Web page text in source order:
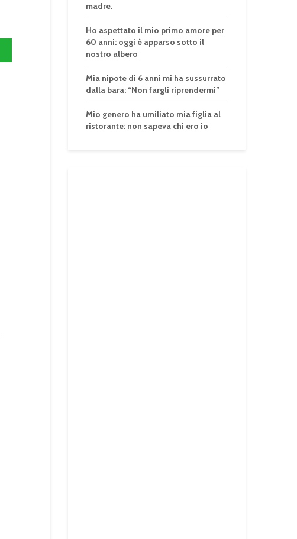
madre.
Ho aspettato il mio primo amore per
60 anni: oggi è apparso sotto il
nostro albero
Mia nipote di 6 anni mi ha sussurrato
dalla bara: “Non fargli riprendermi”
Mio genero ha umiliato mia figlia al
ristorante: non sapeva chi ero io